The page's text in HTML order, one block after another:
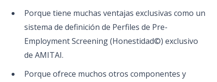
Porque tiene muchas ventajas exclusivas como un
sistema de definición de Perfiles de Pre-
Employment Screening (Honestidad©) exclusivo
de AMITAI.
Porque ofrece muchos otros componentes y